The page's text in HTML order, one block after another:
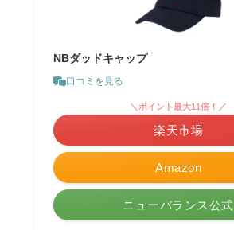
NBダッドキャップ
口コミを見る
Amazon
＼ポイント最大11倍！／
楽天市場
ニューバランス公式